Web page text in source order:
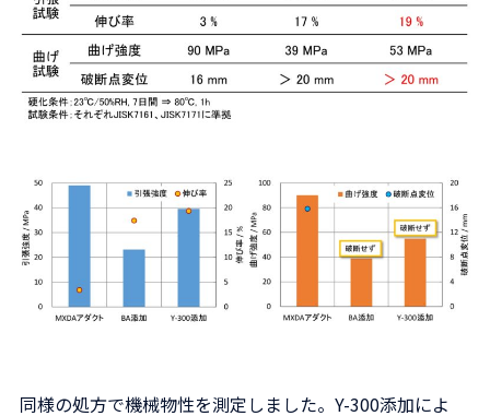
同様の処方で機械物性を測定しました。Y-300添加によ